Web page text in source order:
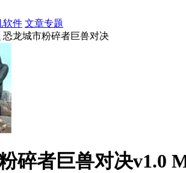
软件 文章专题
恐龙城市粉碎者巨兽对决
碎者巨兽对决v1.0